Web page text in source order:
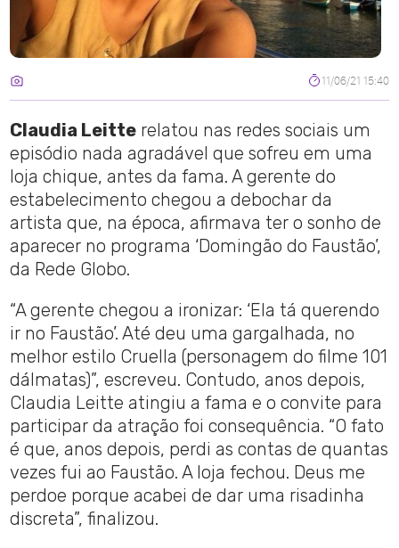
11/06/21 15:40
Claudia Leitte relatou nas redes sociais um
episódio nada agradável que sofreu em uma
loja chique, antes da fama. A gerente do
estabelecimento chegou a debochar da
artista que, na época, afirmava ter o sonho de
aparecer no programa ‘Domingão do Faustão’,
da Rede Globo.
“A gerente chegou a ironizar: ‘Ela tá querendo
ir no Faustão’. Até deu uma gargalhada, no
melhor estilo Cruella (personagem do filme 101
dálmatas)”, escreveu. Contudo, anos depois,
Claudia Leitte atingiu a fama e o convite para
participar da atração foi consequência. “O fato
é que, anos depois, perdi as contas de quantas
vezes fui ao Faustão. A loja fechou. Deus me
perdoe porque acabei de dar uma risadinha
discreta”, finalizou.